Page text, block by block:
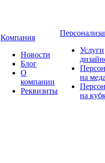
Компания
Новости
Блог
О
компании
Реквизиты
Услуги
на
на